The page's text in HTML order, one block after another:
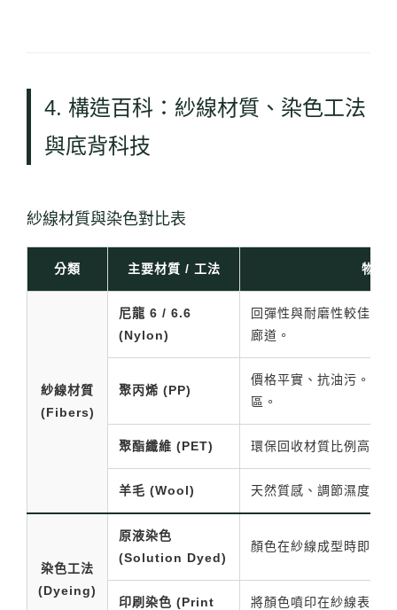
4. 構造百科：紗線材質、染色工法
與底背科技
紗線材質與染色對比表
分類 主要材質 / 工法 物理
紗線材質
(Fibers)
尼龍 6 / 6.6
(Nylon)
回彈性與耐磨性較佳。
廊道。
聚丙烯 (PP)
價格平實、抗油污。但
區。
聚酯纖維 (PET) 環保回收材質比例高。
羊毛 (Wool) 天然質感、調節濕度。
染色工法
(Dyeing)
原液染色
(Solution Dyed)
顏色在紗線成型時即滲
印刷染色 (Print
將顏色噴印在紗線表面